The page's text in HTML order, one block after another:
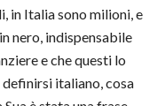
in Italia sono milioni, e
nero, indispensabile
e che questi lo
italiano, cosa